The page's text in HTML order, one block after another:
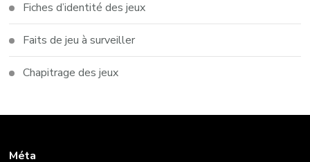
Fiches d’identité des jeux
Faits de jeu à surveiller
Chapitrage des jeux
Méta